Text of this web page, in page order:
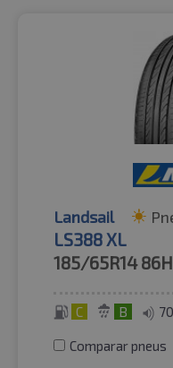
Landsail
LS388 XL
185/65R14 86H
C B
Comparar pneus